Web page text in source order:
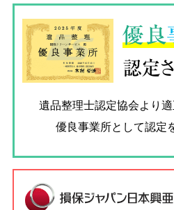
優良
認定
遺品整理士認定協会より
優良事業所として認定